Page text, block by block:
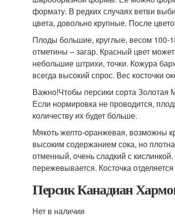
формату. В редких случаях ветви
цвета, довольно крупные. После
Плоды большие, круглые, весом 100-
отметины – загар. Красный цвет
небольшие штрихи, точки. Кожура
всегда высокий спрос. Вес косточки
Важно!Чтобы персики сорта Золотая
Если нормировка не проводится,
количеству их будет больше.
Мякоть желто-оранжевая, возможны
высоким содержанием сока, но
отменный, очень сладкий с
пережевывается. Косточка
Персик Канадиан
Нет в наличии